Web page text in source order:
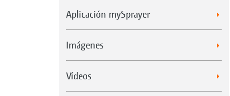
Aplicación mySprayer
Imágenes
Vídeos